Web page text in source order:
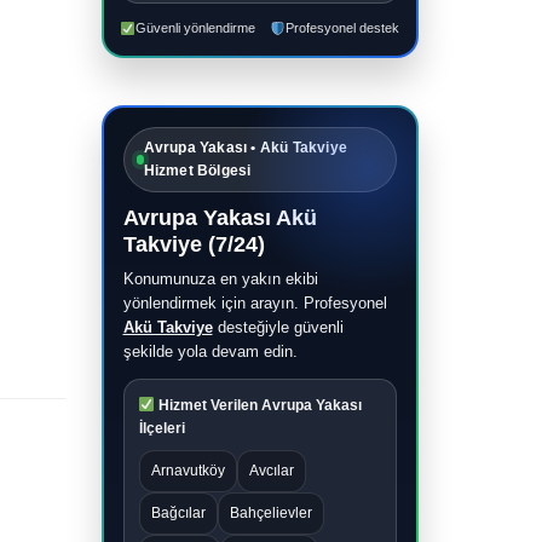
Güvenli yönlendirme Profesyonel destek
Avrupa Yakası • Akü Takviye
Hizmet Bölgesi
Avrupa Yakası Akü
Takviye (7/24)
Konumunuza en yakın ekibi
yönlendirmek için arayın. Profesyonel
Akü Takviyedesteğiyle güvenli
şekilde yola devam edin.
Hizmet Verilen Avrupa Yakası
İlçeleri
Arnavutköy Avcılar
Bağcılar Bahçelievler